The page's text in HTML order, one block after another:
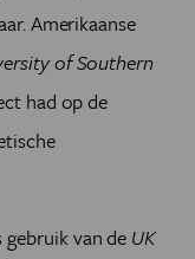
Amerikaanse
of Southern
had op de
van de UK